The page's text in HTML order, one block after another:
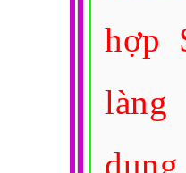
hợp
làng